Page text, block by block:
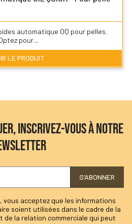
automatique OQ pour pelles.
pour...
LE PRODUIT
INSCRIVEZ-VOUS À NOTRE
S’ABONNER
acceptez que les informations
soient utilisées dans le cadre de la
de la relation commerciale qui peut